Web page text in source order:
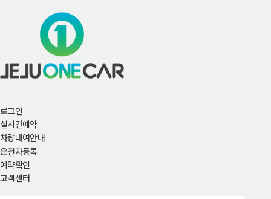
로그인
실시간예약
차량대여안내
운전자등록
예약확인
고객센터